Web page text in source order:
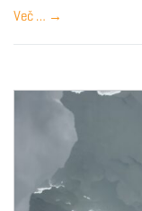
w
r
Več … →